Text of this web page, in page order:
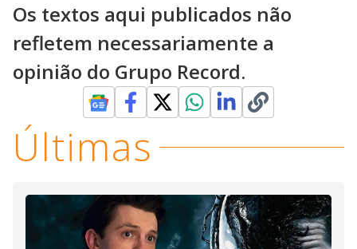
Os textos aqui publicados não
refletem necessariamente a
opinião do Grupo Record.
Últimas